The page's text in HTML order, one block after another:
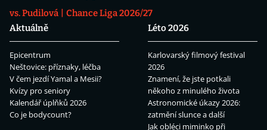
vs. Pudilová
Chance Liga 2026/27
Aktuálně
Epicentrum
Neštovice: příznaky, léčba
V čem jezdí Yamal a Mesii?
Kvízy pro seniory
Kalendář úplňků 2026
Co je bodycount?
Léto 2026
Karlovarský filmový festival
2026
Znamení, že jste potkali
někoho z minulého života
Astronomické úkazy 2026:
zatmění slunce a další
Jak obléci miminko při